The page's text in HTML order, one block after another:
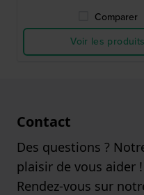
Comparer
Voir les produits
Contact
Des questions ?
plaisir de vous aider !
Rendez-vous sur